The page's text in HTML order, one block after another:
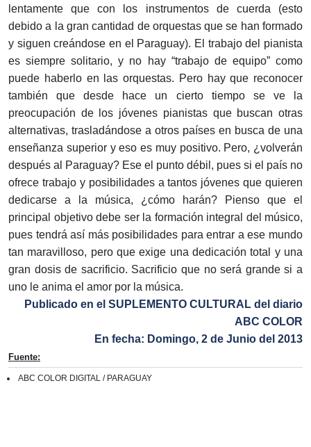
lentamente que con los instrumentos de cuerda (esto
debido a la gran cantidad de orquestas que se han formado
y siguen creándose en el Paraguay). El trabajo del pianista
es siempre solitario, y no hay “trabajo de equipo” como
puede haberlo en las orquestas. Pero hay que reconocer
también que desde hace un cierto tiempo se ve la
preocupación de los jóvenes pianistas que buscan otras
alternativas, trasladándose a otros países en busca de una
enseñanza superior y eso es muy positivo. Pero, ¿volverán
después al Paraguay? Ese el punto débil, pues si el país no
ofrece trabajo y posibilidades a tantos jóvenes que quieren
dedicarse a la música, ¿cómo harán? Pienso que el
principal objetivo debe ser la formación integral del músico,
pues tendrá así más posibilidades para entrar a ese mundo
tan maravilloso, pero que exige una dedicación total y una
gran dosis de sacrificio. Sacrificio que no será grande si a
uno le anima el amor por la música.
Publicado en el SUPLEMENTO CULTURAL del diario
ABC COLOR
En fecha: Domingo, 2 de Junio del 2013
Fuente:
ABC COLOR DIGITAL / PARAGUAY